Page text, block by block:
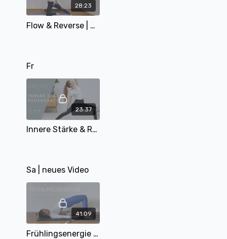
28:23
Flow & Reverse | 28 min | mit Pia
Fr
23:37
Innere Stärke & Regeneration | After Work Serie Teil 4 | mit Mary | 24 Min
Sa | neues Video
41:09
Frühlingsenergie | Slow Flow | 41 min | mit Eva